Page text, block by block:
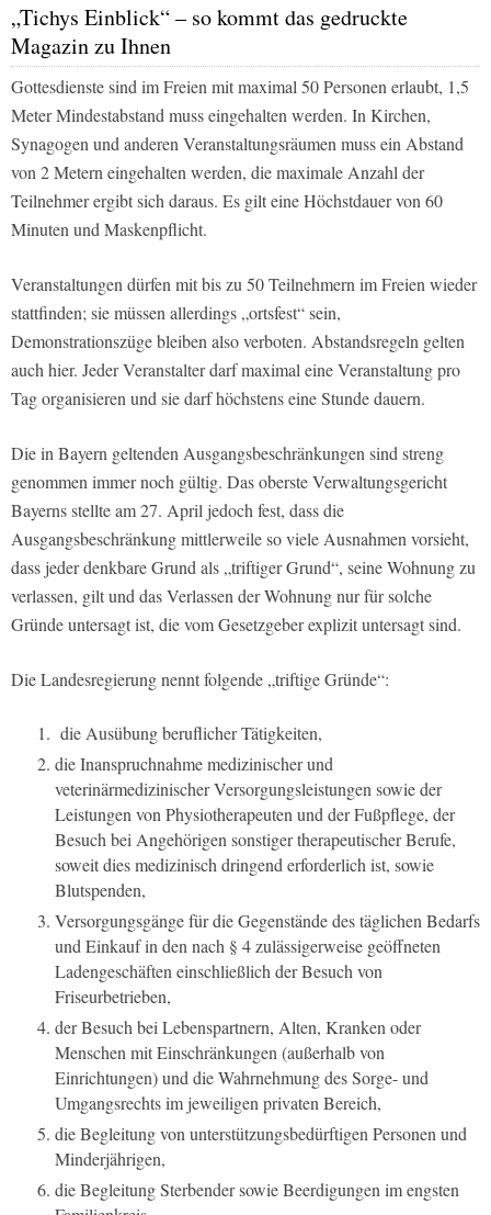
„Tichys Einblick“ – so kommt das gedruckte
Magazin zu Ihnen
Gottesdienste sind im Freien mit maximal 50 Personen erlaubt, 1,5
Meter Mindestabstand muss eingehalten werden. In Kirchen,
Synagogen und anderen Veranstaltungsräumen muss ein Abstand
von 2 Metern eingehalten werden, die maximale Anzahl der
Teilnehmer ergibt sich daraus. Es gilt eine Höchstdauer von 60
Minuten und Maskenpflicht.
Veranstaltungen dürfen mit bis zu 50 Teilnehmern im Freien wieder
stattfinden; sie müssen allerdings „ortsfest“ sein,
Demonstrationszüge bleiben also verboten. Abstandsregeln gelten
auch hier. Jeder Veranstalter darf maximal eine Veranstaltung pro
Tag organisieren und sie darf höchstens eine Stunde dauern.
Die in Bayern geltenden Ausgangsbeschränkungen sind streng
genommen immer noch gültig. Das oberste Verwaltungsgericht
Bayerns stellte am 27. April jedoch fest, dass die
Ausgangsbeschränkung mittlerweile so viele Ausnahmen vorsieht,
dass jeder denkbare Grund als „triftiger Grund“, seine Wohnung zu
verlassen, gilt und das Verlassen der Wohnung nur für solche
Gründe untersagt ist, die vom Gesetzgeber explizit untersagt sind.
Die Landesregierung nennt folgende „triftige Gründe“:
die Ausübung beruflicher Tätigkeiten,
die Inanspruchnahme medizinischer und
veterinärmedizinischer Versorgungsleistungen sowie der
Leistungen von Physiotherapeuten und der Fußpflege, der
Besuch bei Angehörigen sonstiger therapeutischer Berufe,
soweit dies medizinisch dringend erforderlich ist, sowie
Blutspenden,
Versorgungsgänge für die Gegenstände des täglichen Bedarfs
und Einkauf in den nach § 4 zulässigerweise geöffneten
Ladengeschäften einschließlich der Besuch von
Friseurbetrieben,
der Besuch bei Lebenspartnern, Alten, Kranken oder
Menschen mit Einschränkungen (außerhalb von
Einrichtungen) und die Wahrnehmung des Sorge- und
Umgangsrechts im jeweiligen privaten Bereich,
die Begleitung von unterstützungsbedürftigen Personen und
Minderjährigen,
die Begleitung Sterbender sowie Beerdigungen im engsten